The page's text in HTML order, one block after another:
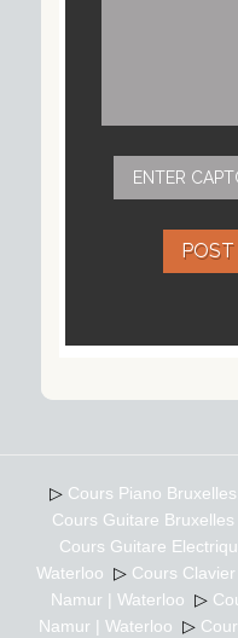
▷ Cours Piano
Cours Guitare
Cours Guitare
Waterloo ▷ Cours
Namur | Waterloo ▷
Namur | Waterloo ▷